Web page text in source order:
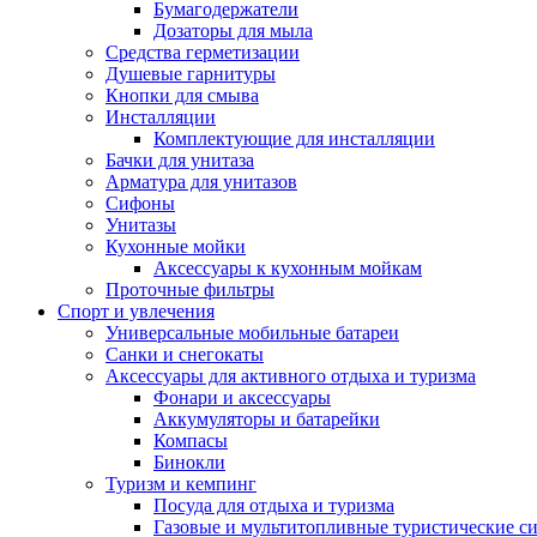
Бумагодержатели
Дозаторы для мыла
Средства герметизации
Душевые гарнитуры
Кнопки для смыва
Инсталляции
Комплектующие для инсталляции
Бачки для унитаза
Арматура для унитазов
Сифоны
Унитазы
Кухонные мойки
Аксессуары к кухонным мойкам
Проточные фильтры
Спорт и увлечения
Универсальные мобильные батареи
Санки и снегокаты
Аксессуары для активного отдыха и туризма
Фонари и аксессуары
Аккумуляторы и батарейки
Компасы
Бинокли
Туризм и кемпинг
Посуда для отдыха и туризма
Газовые и мультитопливные туристические